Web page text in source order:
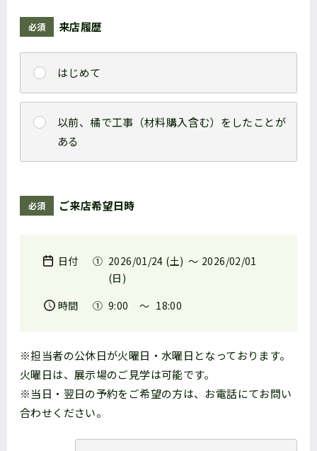
必須 来店履歴
はじめて
以前、橘で工事（材料購入含む）をしたことが
ある
必須 ご来店希望日時
日付 2026/01/24 (土) 〜 2026/02/01
(日)
時間
9:00 〜 18:00
※担当者の公休日が火曜日・水曜日となっております。
火曜日は、展示場のご見学は可能です。
※当日・翌日の予約をご希望の方は、お電話にてお問い
合わせください。